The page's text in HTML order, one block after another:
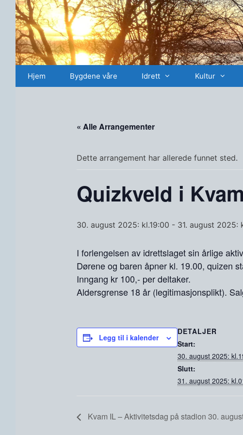
Hopp
innhold
Hjem Bygdene våre Idrett Kultur
« Alle Arrangementer
Dette arrangement har allerede funnet sted.
Quizkveld i
30. august 2025: kl.19:00 - 31. august 2025:
I forlengelsen av idrettslaget sin årlige
Dørene og baren åpner kl. 19.00, quizen
Inngang kr 100,- per deltaker.
Aldersgrense 18 år (legitimasjonsplikt).
Legg til i kalender
DETALJER
Start:
30. august 2025:
Slutt:
31. august 2025:
Kvam IL – Aktivitetsdag på stadion 30.